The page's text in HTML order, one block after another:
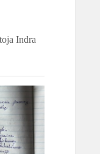
Indra